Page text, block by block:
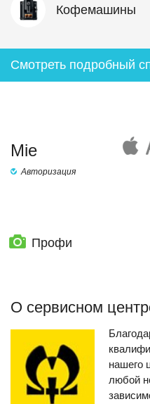
Кофемашины
Смотреть подробный
Mie
Авторизация
Профи
О сервисном
нашего
любой